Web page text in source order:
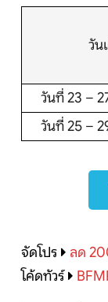
วัน
วันที่ 23 –
วันที่ 25 –
จัดโปร
ลด
โค้ดทัวร์